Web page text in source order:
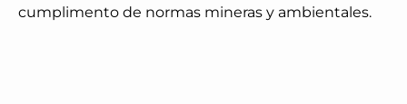
cumplimento de normas mineras y ambientales.